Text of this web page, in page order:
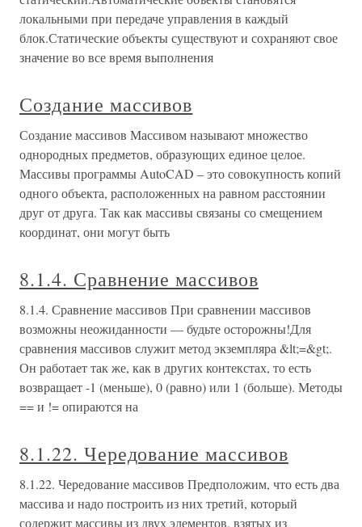
локальными при передаче управления в каждый
блок.Статические объекты существуют и сохраняют свое
значение во все время выполнения
Создание массивов
Создание массивов Массивом называют множество
однородных предметов, образующих единое целое.
Массивы программы AutoCAD – это совокупность копий
одного объекта, расположенных на равном расстоянии
друг от друга. Так как массивы связаны со смещением
координат, они могут быть
8.1.4. Сравнение массивов
8.1.4. Сравнение массивов При сравнении массивов
возможны неожиданности — будьте осторожны!Для
сравнения массивов служит метод экземпляра &lt;=&gt;.
Он работает так же, как в других контекстах, то есть
возвращает -1 (меньше), 0 (равно) или 1 (больше). Методы
== и != опираются на
8.1.22. Чередование массивов
8.1.22. Чередование массивов Предположим, что есть два
массива и надо построить из них третий, который
содержит массивы из двух элементов, взятых из